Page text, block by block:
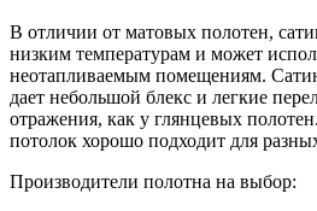
В отличии от матовых полотен,
низким температурам и может
неотапливаемым помещениям.
дает небольшой блекс и легкие
отражения, как у глянцевых
потолок хорошо подходит для
Производители полотна на выбор: